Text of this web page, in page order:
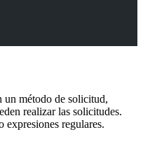
un método de solicitud,
realizar las solicitudes.
expresiones regulares.